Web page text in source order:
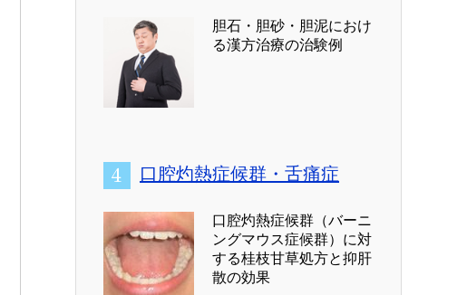
胆石・胆砂・胆泥におけ
る漢方治療の治験例
口腔灼熱症候群・舌痛症
口腔灼熱症候群（バーニ
ングマウス症候群）に対
する桂枝甘草処方と抑肝
散の効果